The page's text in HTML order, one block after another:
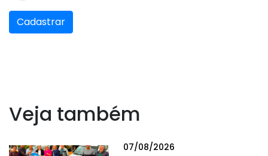
Cadastrar
Veja também
07/08/2026